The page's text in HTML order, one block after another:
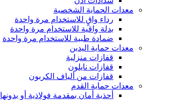
معدات الحماية الشخصية
رداء واقٍ للاستخدام مرة واحدة
بدلة واقية للاستخدام مرة واحدة
ضمادة طبية للاستخدام مرة واحدة
معدات حماية اليدين
قفازات منزلية
قفازات نايلون
قفازات من ألياف الكربون
معدات حماية القدم
أحذية أمان بمقدمة فولاذية أو بدونها